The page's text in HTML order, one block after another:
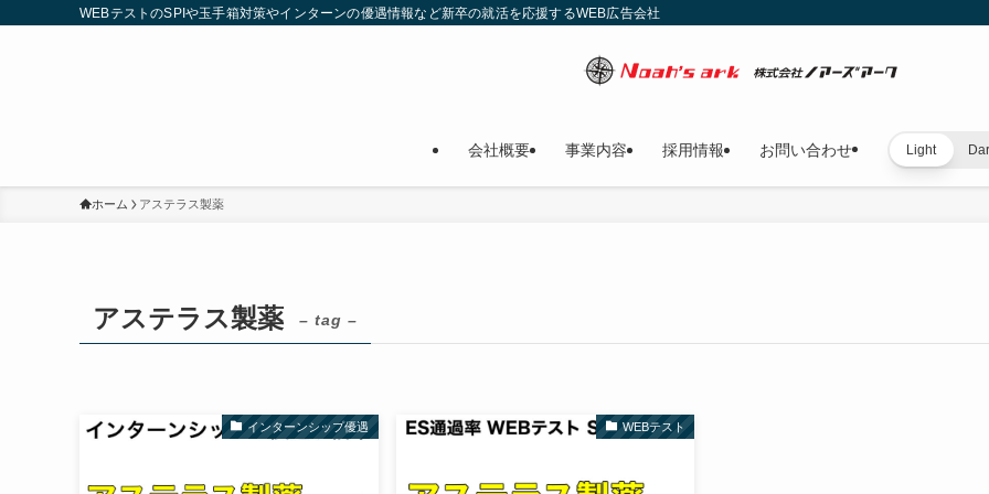
WEBテストのSPIや玉手箱対策やインターンの優遇情報など新卒の就活を応援するWEB広告会社
会社概要 事業内容 採用情報 お問い合わせ Light
ホーム アステラス製薬
アステラス製薬 – tag –
インターンシップ優遇 WEBテスト